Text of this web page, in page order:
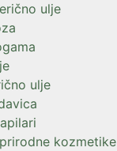
ulje
ulje
kozmetike